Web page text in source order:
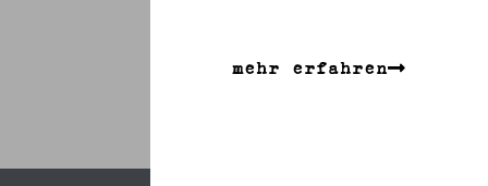
Kunstfürdiewelt e.G.
mehr erfahren